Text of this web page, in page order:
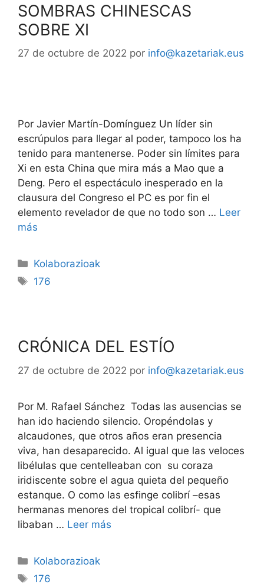
SOMBRAS CHINESCAS
SOBRE XI
27 de octubre de 2022 por info@kazetariak.eus
Por Javier Martín-Domínguez Un líder sin
escrúpulos para llegar al poder, tampoco los ha
tenido para mantenerse. Poder sin límites para
Xi en esta China que mira más a Mao que a
Deng. Pero el espectáculo inesperado en la
clausura del Congreso el PC es por fin el
elemento revelador de que no todo son … Leer
más
Kolaborazioak
176
CRÓNICA DEL ESTÍO
27 de octubre de 2022 por info@kazetariak.eus
Por M. Rafael Sánchez Todas las ausencias se
han ido haciendo silencio. Oropéndolas y
alcaudones, que otros años eran presencia
viva, han desaparecido. Al igual que las veloces
libélulas que centelleaban con su coraza
iridiscente sobre el agua quieta del pequeño
estanque. O como las esfinge colibrí –esas
hermanas menores del tropical colibrí- que
libaban … Leer más
Kolaborazioak
176